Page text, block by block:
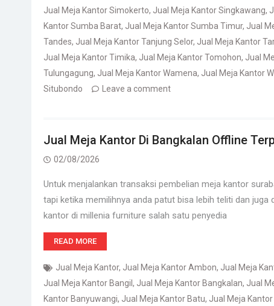
Jual Meja Kantor Simokerto, Jual Meja Kantor Singkawang,
Kantor Sumba Barat, Jual Meja Kantor Sumba Timur, Jual
Tandes, Jual Meja Kantor Tanjung Selor, Jual Meja Kantor
Jual Meja Kantor Timika, Jual Meja Kantor Tomohon, Jual
Tulungagung, Jual Meja Kantor Wamena, Jual Meja Kantor
Situbondo
Leave a comment
Jual Meja Kantor Di Bangkalan Offline
02/08/2026
Untuk menjalankan transaksi pembelian meja kantor
tapi ketika memilihnya anda patut bisa lebih teliti dan
kantor di millenia furniture salah satu penyedia
READ MORE
Jual Meja Kantor, Jual Meja Kantor Ambon, Jual Meja
Jual Meja Kantor Bangil , Jual Meja Kantor Bangkalan, Jual
Kantor Banyuwangi, Jual Meja Kantor Batu, Jual Meja